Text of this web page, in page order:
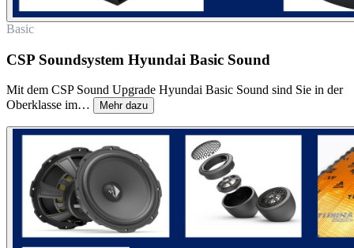
Basic
CSP Soundsystem Hyundai Basic Sound
Mit dem CSP Sound Upgrade Hyundai Basic Sound sind Sie in der
Oberklasse im…
Mehr dazu